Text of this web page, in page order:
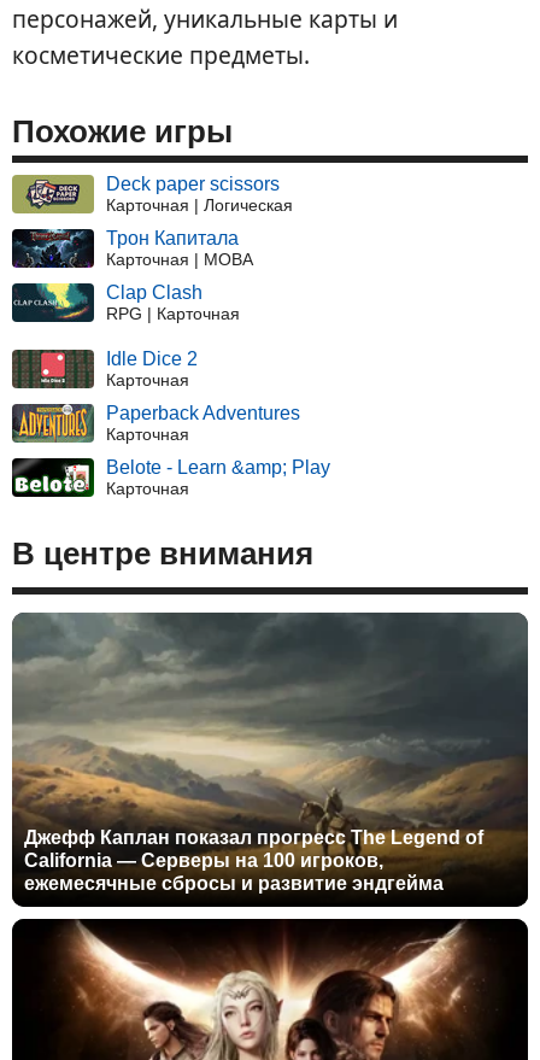
персонажей, уникальные карты и
косметические предметы.
Похожие игры
Deck paper scissors
Карточная | Логическая
Трон Капитала
Карточная | MOBA
Clap Clash
RPG | Карточная
Idle Dice 2
Карточная
Paperback Adventures
Карточная
Belote - Learn &amp; Play
Карточная
В центре внимания
Джефф Каплан показал прогресс The Legend of
California — Серверы на 100 игроков,
ежемесячные сбросы и развитие эндгейма